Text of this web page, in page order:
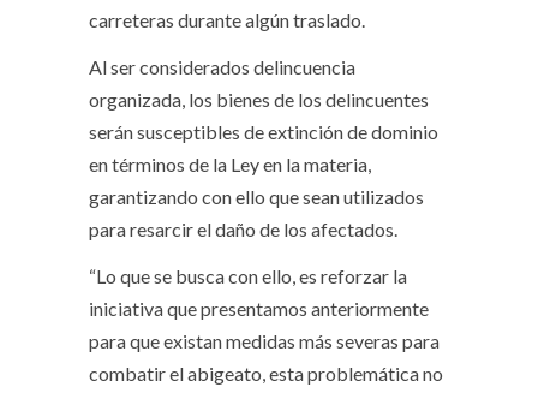
carreteras durante algún traslado.
Al ser considerados delincuencia
organizada, los bienes de los delincuentes
serán susceptibles de extinción de dominio
en términos de la Ley en la materia,
garantizando con ello que sean utilizados
para resarcir el daño de los afectados.
“Lo que se busca con ello, es reforzar la
iniciativa que presentamos anteriormente
para que existan medidas más severas para
combatir el abigeato, esta problemática no